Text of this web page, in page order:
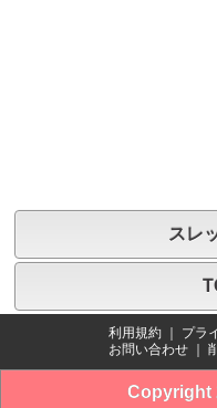
スレ
利用規約 ｜ プラ
お問い合わせ ｜
Copyright